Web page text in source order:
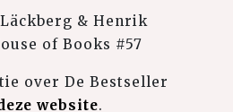
& Henrik
of Books #57
over De Bestseller
website.